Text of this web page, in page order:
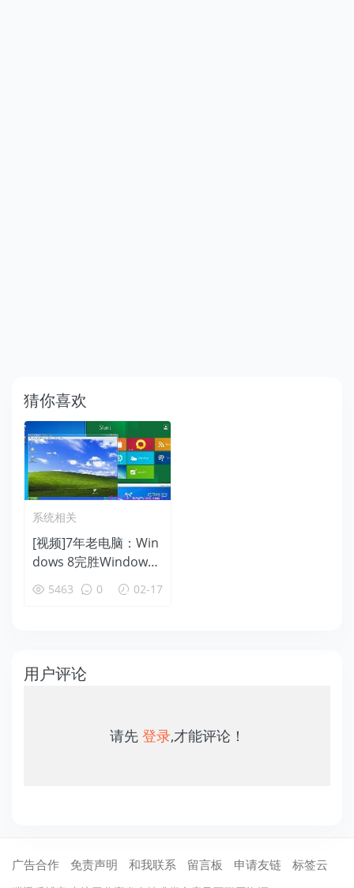
猜你喜欢
系统相关
[视频]7年老电脑：Win
dows 8完胜Windows
XP 5463 0 02-17
用户评论
请先 登录,才能评论！
广告合作 免责声明 和我联系 留言板 申请友链 标签云